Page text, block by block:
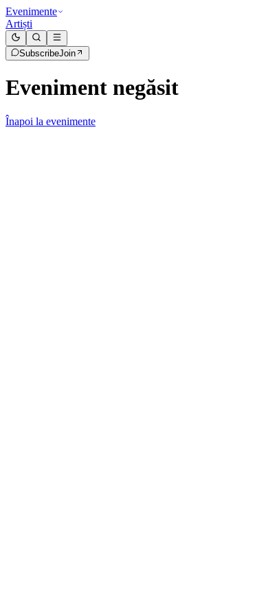
Evenimente
Artiști
SubscribeJoin
Eveniment negăsit
Înapoi la evenimente